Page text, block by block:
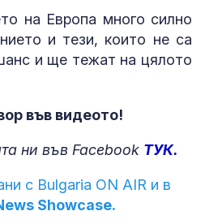
на Европа много силно
и тези, които не са
и ще тежат на цялото
във видеото!
ни във Facebook ТУК.
с Bulgaria ON AIR и в
Showcase.